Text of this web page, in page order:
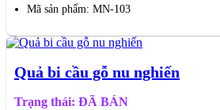
Mã sản phẩm: MN-103
Quả bi cầu gỗ nu nghiến
Trạng thái: ĐÃ BÁN